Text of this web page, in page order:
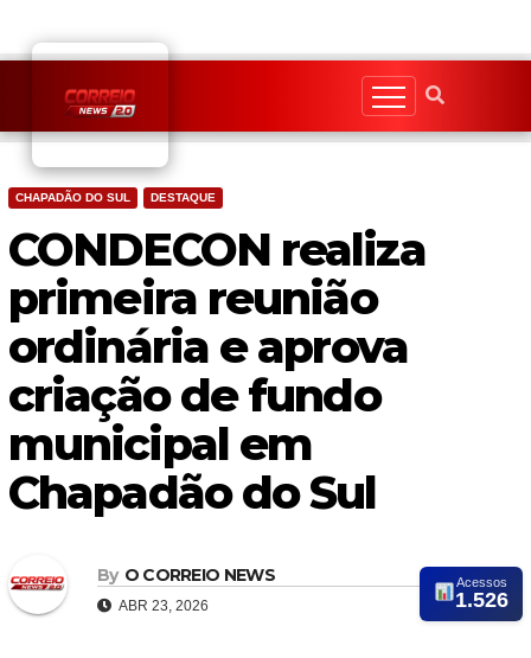
content
CHAPADÃO DO SUL DESTAQUE
CONDECON realiza
primeira reunião
ordinária e aprova
criação de fundo
municipal em
Chapadão do Sul
By O CORREIO NEWS
ABR 23, 2026
Acessos
1.526